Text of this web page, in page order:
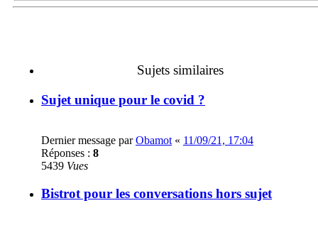
Sujets similaires
Sujet unique pour le covid ?
Dernier message parObamot « 11/09/21, 17:04
Réponses : 8
5439 Vues
Bistrot pour les conversations hors sujet